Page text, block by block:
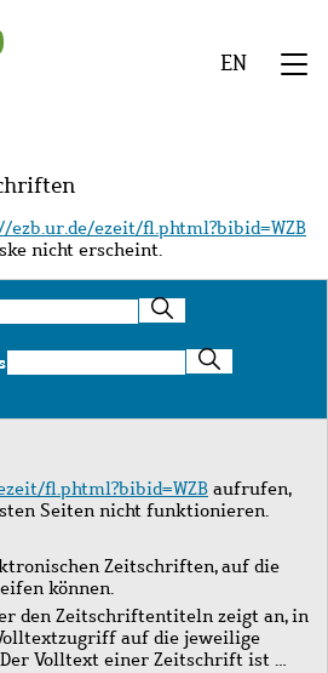
EN
ezb.ur.de/ezeit/fl.phtml?bibid=WZB
nicht erscheint.
Suche
nach
Journals
fl.phtml?bibid=WZB aufrufen,
Seiten nicht funktionieren.
Zeitschriften, auf die
können.
den Zeitschriftentiteln zeigt an, in
auf die jeweilige
Volltext einer Zeitschrift ist …